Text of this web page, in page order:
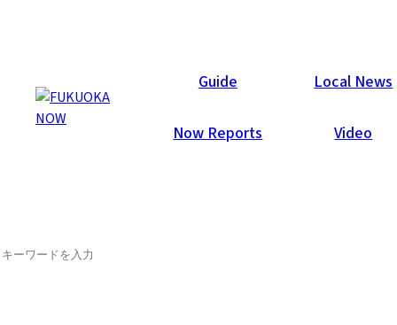
Guide Local News
Now Reports Video
Galleries